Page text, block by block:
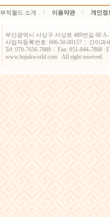
부적월드 소개 이용약관 개인정
부산광역시 사상구 사상로 489번길 60
사업자등록번호: 606-50-00157
간이과
Tel: 070-7656-7889
Fax: 051-944-7888
www.bujukworld.com All right reserved.